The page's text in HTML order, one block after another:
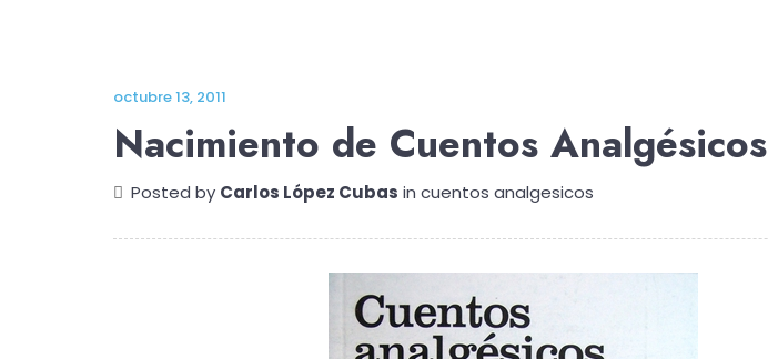
octubre 13, 2011
Nacimiento de Cuentos Analgésicos
Posted by Carlos López Cubas in cuentos analgesicos